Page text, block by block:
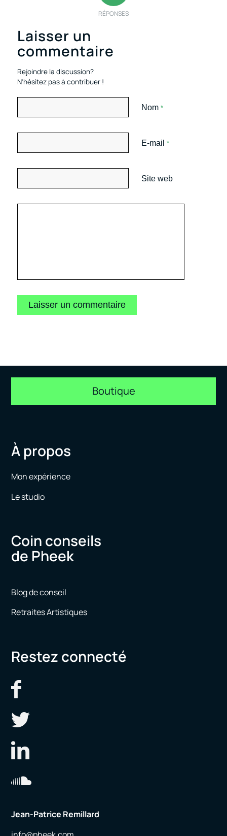
RÉPONSES
Laisser un
commentaire
Rejoindre la discussion?
N’hésitez pas à contribuer !
Nom *
E-mail *
Site web
Boutique
À propos
Mon expérience
Le studio
Coin conseils
de Pheek
Blog de conseil
Retraites Artistiques
Restez connecté
Jean-Patrice Remillard